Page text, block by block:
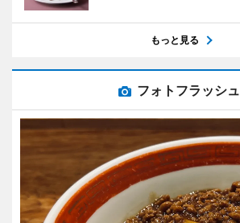
もっと見る
フォトフラッシュ